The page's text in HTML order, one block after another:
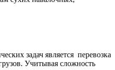
задач является перевозка
Учитывая сложность